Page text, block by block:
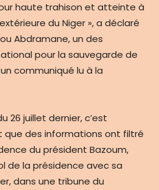
haute trahison et atteinte à
du Niger », a déclaré
Abdramane, un des
pour la sauvegarde de
communiqué lu à la
26 juillet dernier, c’est
des informations ont filtré
du président Bazoum,
de la présidence avec sa
dans une tribune du